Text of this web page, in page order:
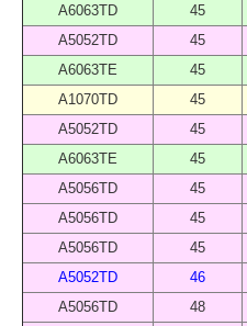
A6063TD
45
A5052TD
45
A6063TE
45
A1070TD
45
A5052TD
45
A6063TE
45
A5056TD
45
A5056TD
45
A5056TD
45
A5052TD
46
A5056TD
48